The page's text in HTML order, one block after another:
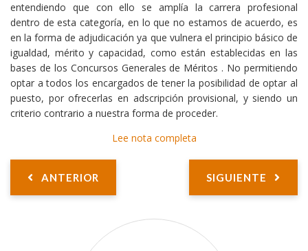
entendiendo que con ello se amplía la carrera profesional
dentro de esta categoría, en lo que no estamos de acuerdo, es
en la forma de adjudicación ya que vulnera el principio básico de
igualdad, mérito y capacidad, como están establecidas en las
bases de los Concursos Generales de Méritos . No permitiendo
optar a todos los encargados de tener la posibilidad de optar al
puesto, por ofrecerlas en adscripción provisional, y siendo un
criterio contrario a nuestra forma de proceder.
Lee nota completa
ANTERIOR SIGUIENTE